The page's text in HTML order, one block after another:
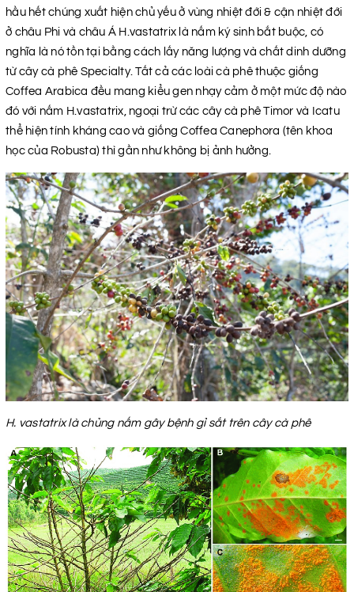
hầu hết chúng xuất hiện chủ yếu ở vùng nhiệt đới & cận nhiệt đới
ở châu Phi và châu Á H.vastatrix là nấm ký sinh bắt buộc, có
nghĩa là nó tồn tại bằng cách lấy năng lượng và chất dinh dưỡng
từ cây cà phê Specialty. Tất cả các loài cà phê thuộc giống
Coffea Arabica đều mang kiểu gen nhạy cảm ở một mức độ nào
đó với nấm H.vastatrix, ngoại trừ các cây cà phê Timor và Icatu
thể hiện tính kháng cao và giống Coffea Canephora (tên khoa
học của Robusta) thì gần như không bị ảnh hưởng.
H. vastatrix là chủng nấm gây bệnh gỉ sắt trên cây cà phê